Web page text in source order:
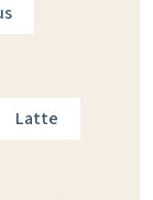
Latte